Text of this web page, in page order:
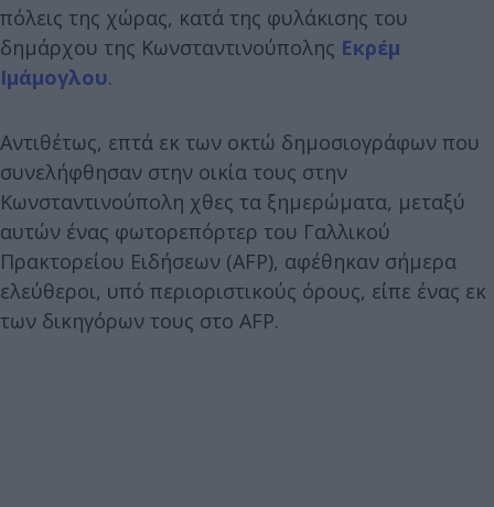
πόλεις της χώρας, κατά της φυλάκισης του
δημάρχου της Κωνσταντινούπολης Εκρέμ
Ιμάμογλου.
Αντιθέτως, επτά εκ των οκτώ δημοσιογράφων που
συνελήφθησαν στην οικία τους στην
Κωνσταντινούπολη χθες τα ξημερώματα, μεταξύ
αυτών ένας φωτορεπόρτερ του Γαλλικού
Πρακτορείου Ειδήσεων (AFP), αφέθηκαν σήμερα
ελεύθεροι, υπό περιοριστικούς όρους, είπε ένας εκ
των δικηγόρων τους στο AFP.